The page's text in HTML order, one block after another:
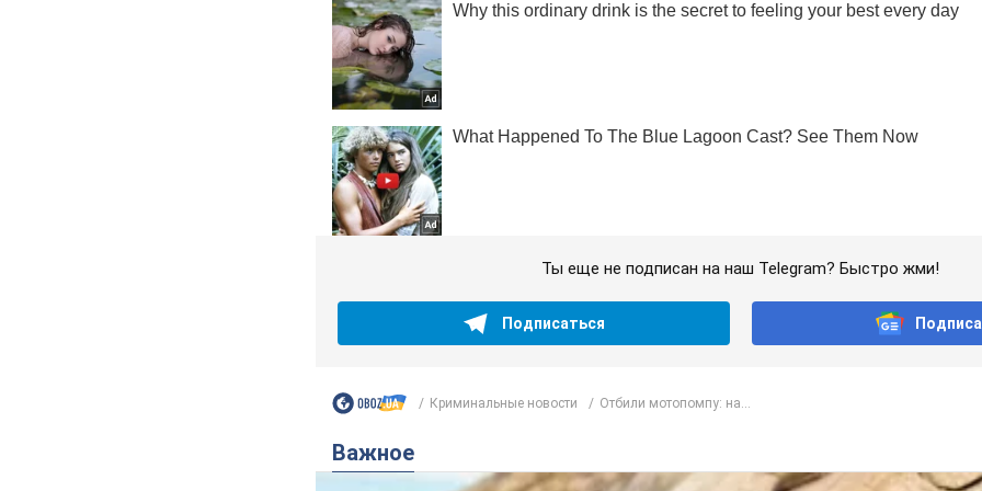
Ты еще не подписан на наш Telegram? Быстро жми!
Подписаться
Криминальные новости Отбили мотопомпу: на...
Важное